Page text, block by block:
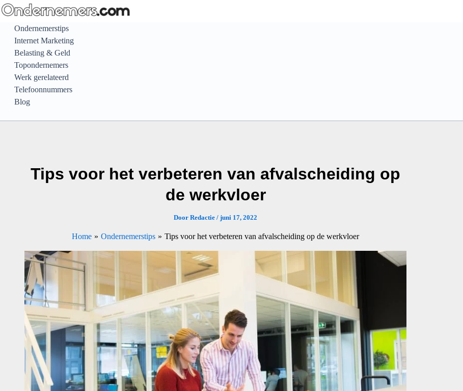
Ga
naar
inhoud
Ondernemerstips
Internet Marketing
Belasting & Geld
Topondernemers
Werk gerelateerd
Telefoonnummers
Blog
Tips voor het verbeteren van afvalscheiding op
de werkvloer
Door Redactie / juni 17, 2022
Home Ondernemerstips Tips voor het verbeteren van afvalscheiding op de werkvloer